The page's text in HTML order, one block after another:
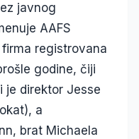
javnog
AAFS
registrovana
godine, čiji
je direktor Jesse
a
brat Michaela